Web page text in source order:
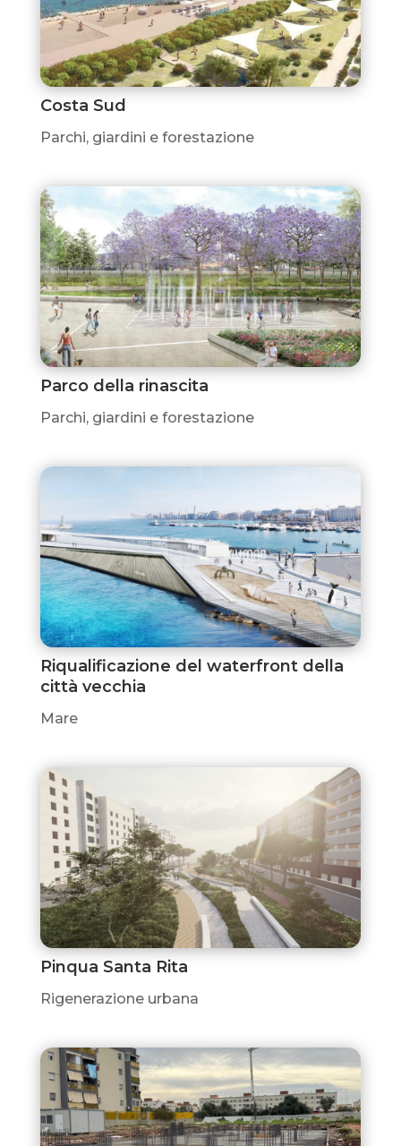
Costa Sud
Parchi, giardini e forestazione
Parco della rinascita
Parchi, giardini e forestazione
Riqualificazione del waterfront della
città vecchia
Mare
Pinqua Santa Rita
Rigenerazione urbana